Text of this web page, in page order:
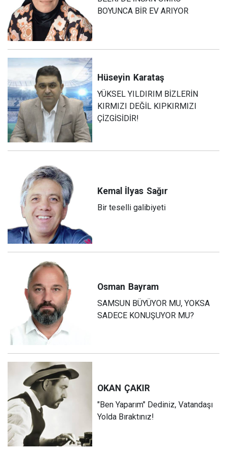
BOYUNCA BİR EV ARIYOR
Hüseyin Karataş
YÜKSEL YILDIRIM BİZLERİN
KIRMIZI DEĞİL KIPKIRMIZI
ÇİZGİSİDİR!
Kemal İlyas Sağır
Bir teselli galibiyeti
Osman Bayram
SAMSUN BÜYÜYOR MU, YOKSA
SADECE KONUŞUYOR MU?
OKAN ÇAKIR
"Ben Yaparım" Dediniz, Vatandaşı
Yolda Bıraktınız!